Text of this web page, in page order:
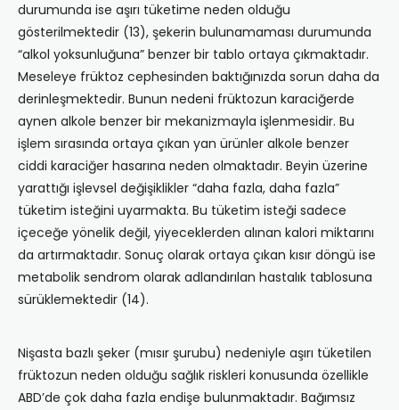
durumunda ise aşırı tüketime neden olduğu
gösterilmektedir (13), şekerin bulunamaması durumunda
“alkol yoksunluğuna” benzer bir tablo ortaya çıkmaktadır.
Meseleye früktoz cephesinden baktığınızda sorun daha da
derinleşmektedir. Bunun nedeni früktozun karaciğerde
aynen alkole benzer bir mekanizmayla işlenmesidir. Bu
işlem sırasında ortaya çıkan yan ürünler alkole benzer
ciddi karaciğer hasarına neden olmaktadır. Beyin üzerine
yarattığı işlevsel değişiklikler “daha fazla, daha fazla”
tüketim isteğini uyarmakta. Bu tüketim isteği sadece
içeceğe yönelik değil, yiyeceklerden alınan kalori miktarını
da artırmaktadır. Sonuç olarak ortaya çıkan kısır döngü ise
metabolik sendrom olarak adlandırılan hastalık tablosuna
sürüklemektedir (14).
Nişasta bazlı şeker (mısır şurubu) nedeniyle aşırı tüketilen
früktozun neden olduğu sağlık riskleri konusunda özellikle
ABD’de çok daha fazla endişe bulunmaktadır. Bağımsız